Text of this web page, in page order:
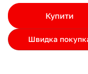
Купити
Швидка
Якщо ліміт нижчий за
потрібно внести
4. Мати достатньо
та Першого внеску (у